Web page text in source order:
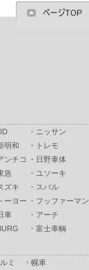
・ ニッサン
明和 ・
トレモ
ンチコ ・ 日野車体
急 ・ ユソーキ
ズキ ・ スバル
トーヨー ・ フッファーマン
車 ・ アーチ
・ 富士車輌
ミ ・ 幌車